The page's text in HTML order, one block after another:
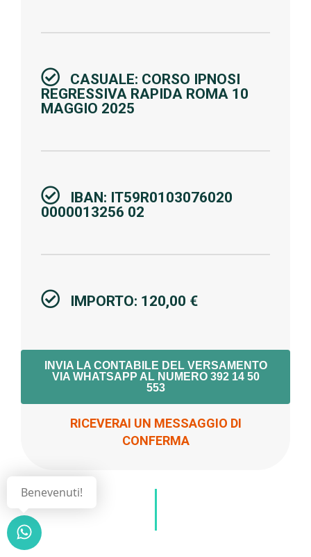
CASUALE: CORSO IPNOSI
REGRESSIVA RAPIDA ROMA 10
MAGGIO 2025
IBAN: IT59R0103076020
0000013256 02
IMPORTO: 120,00 €
INVIA LA CONTABILE DEL VERSAMENTO
VIA WHATSAPP AL NUMERO 392 14 50
553
RICEVERAI UN MESSAGGIO DI
CONFERMA
Benevenuti!